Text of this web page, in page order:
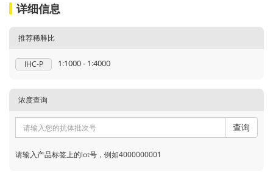
详细信息
推荐稀释比
IHC-P 1:1000 - 1:4000
浓度查询
查询
请输入产品标签上的lot号，例如4000000001